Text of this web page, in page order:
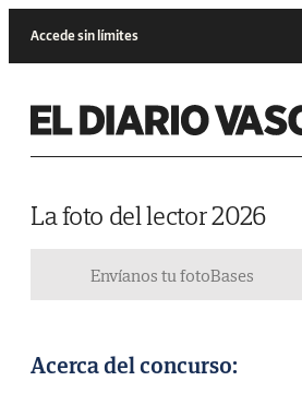
Accede sin límites
La foto del lector 2026
Envíanos tu fotoBases
Acerca del concurso: